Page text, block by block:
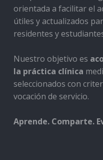
orientada a facilitar el
útiles y actualizados
residentes y
Nuestro objetivo es
la práctica clínica
seleccionados con
vocación de servicio.
Aprende. Comparte.